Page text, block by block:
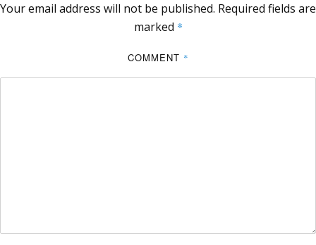
Your email address will not be published. Required fields are
marked *
COMMENT *